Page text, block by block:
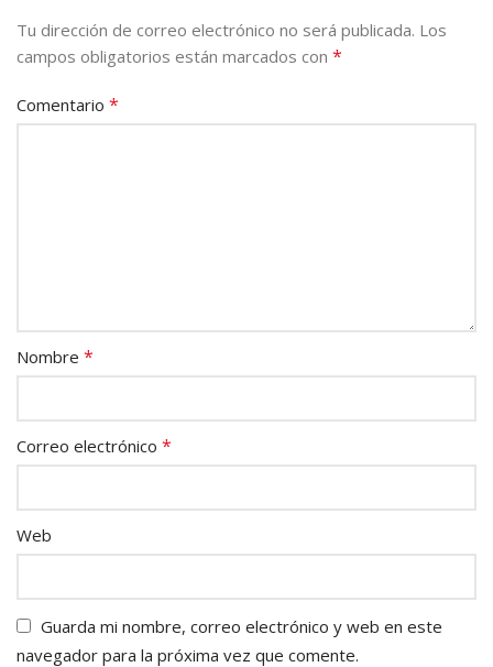
Tu dirección de correo electrónico no será publicada. Los
campos obligatorios están marcados con *
Comentario *
Nombre *
Correo electrónico *
Web
Guarda mi nombre, correo electrónico y web en este
navegador para la próxima vez que comente.